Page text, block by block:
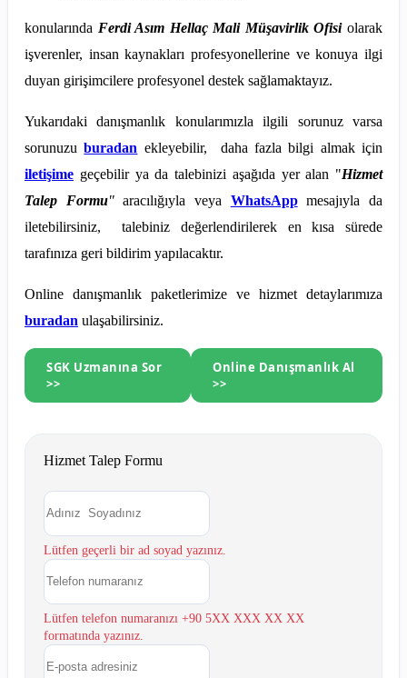
konularında Ferdi Asım Hellaç Mali Müşavirlik Ofisiolarak
işverenler, insan kaynakları profesyonellerine ve konuya ilgi
duyan girişimcilere profesyonel destek sağlamaktayız.
Yukarıdaki danışmanlık konularımızla ilgili sorunuz varsa
sorunuzuburadan ekleyebilir, daha fazla bilgi almak için
iletişime geçebilir ya da talebinizi aşağıda yer alan "Hizmet
Talep Formu"aracılığıyla veya WhatsAppmesajıyla da
iletebilirsiniz, talebiniz değerlendirilerek en kısa sürede
tarafınıza geri bildirim yapılacaktır.
Online danışmanlık paketlerimize ve hizmet detaylarımıza
buradan ulaşabilirsiniz.
SGK Uzmanına Sor
>>
Online Danışmanlık Al
>>
Hizmet Talep Formu
Lütfen geçerli bir ad soyad yazınız.
Lütfen telefon numaranızı +90 5XX XXX XX XX
formatında yazınız.